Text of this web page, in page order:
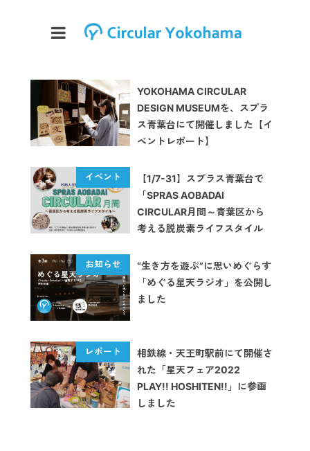
YOKOHAMA CIRCULAR
DESIGN MUSEUMを、スプラ
ス青葉台にて開催しました【イ
ベントレポート】
【1/7-31】スプラス青葉台で
「SPRAS AOBADAI
CIRCULAR月間～青葉区から
考える脱炭素ライフスタイル
“生き方を遊ぶ”に思いめぐらす
「めぐる星天ラジオ」を公開し
ました
相鉄線・天王町駅前にて開催さ
れた「星天フェア2022
PLAY!! HOSHITEN!!」に参画
しました